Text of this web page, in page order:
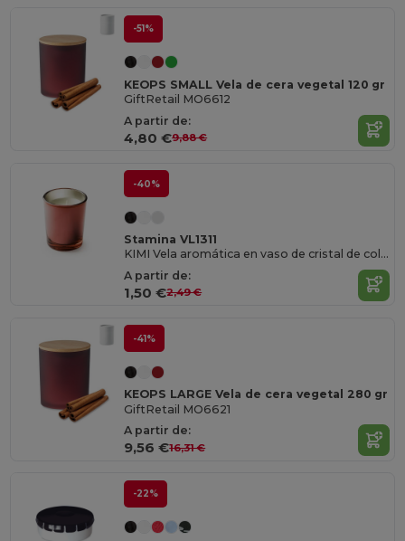
-51%
KEOPS SMALL Vela de cera vegetal 120 gr
GiftRetail MO6612
A partir de:
4,80 €9,88 €
-40%
Stamina VL1311
KIMI Vela aromática en vaso de cristal de colores y fragancias variadas
A partir de:
1,50 €2,49 €
-41%
KEOPS LARGE Vela de cera vegetal 280 gr
GiftRetail MO6621
A partir de:
9,56 €16,31 €
-22%